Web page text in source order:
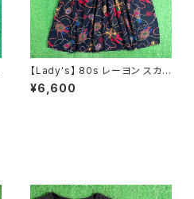
【Lady's】 80s レーヨン スカ
ーフ柄 スカート / 80年代 古着
レディース 総柄 2266
¥6,600